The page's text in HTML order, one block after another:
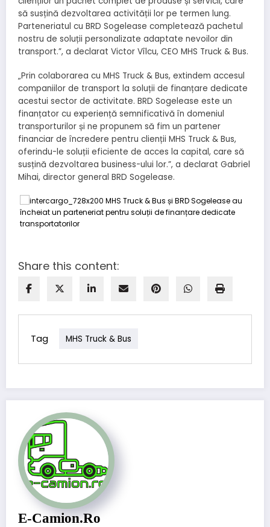
să susțină dezvoltarea activității lor pe termen lung.
Parteneriatul cu BRD Sogelease completează pachetul
nostru de soluții personalizate adaptate nevoilor din
transport.”, a declarat Victor Vîlcu, CEO MHS Truck & Bus.
„Prin colaborarea cu MHS Truck & Bus, extindem accesul
companiilor de transport la soluții de finanțare dedicate
acestui sector de activitate. BRD Sogelease este un
finanțator cu experiență semnificativă în domeniul
transporturilor și ne propunem să fim un partener
financiar de încredere pentru clienții MHS Truck & Bus,
oferindu-le soluții eficiente de acces la capital, care să
susțină dezvoltarea business-ului lor.”, a declarat Gabriel
Mihai, director general BRD Sogelease.
Share this content:
Tag MHS Truck & Bus
E-Camion.ro